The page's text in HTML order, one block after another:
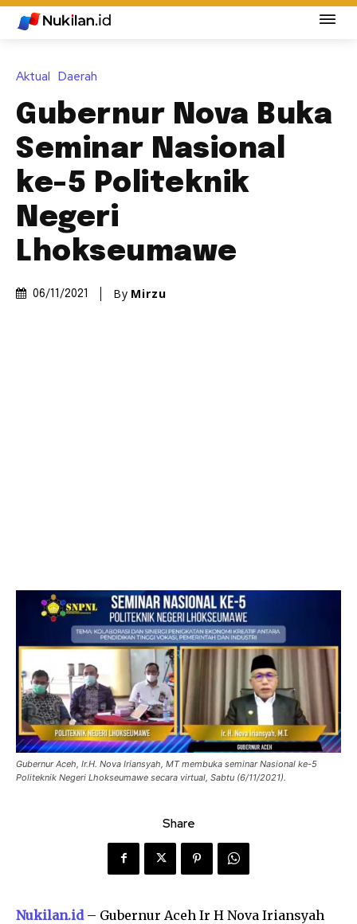
Aktual Daerah
Gubernur Nova Buka
Seminar Nasional
ke-5 Politeknik
Negeri
Lhokseumawe
06/11/2021 By Mirzu
Gubernur Aceh, Ir.H. Nova Iriansyah, MT membuka seminar Nasional ke-5
Politeknik Negeri Lhokseumawe secara virtual, Sabtu (6/11/2021).
Share
Nukilan.id– Gubernur Aceh Ir H Nova Iriansyah